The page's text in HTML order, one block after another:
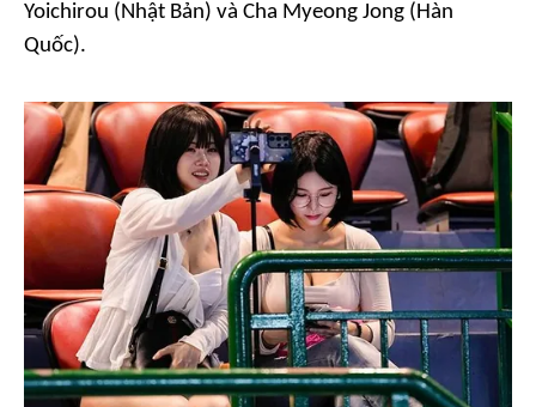
Yoichirou (Nhật Bản) và Cha Myeong Jong (Hàn
Quốc).